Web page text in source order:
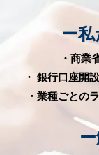
ー
・商業
・ 銀行口座開
・業種ごとの